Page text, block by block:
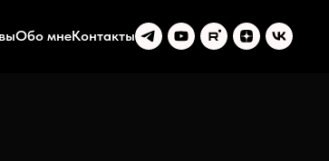
Обо мнеКонтакты